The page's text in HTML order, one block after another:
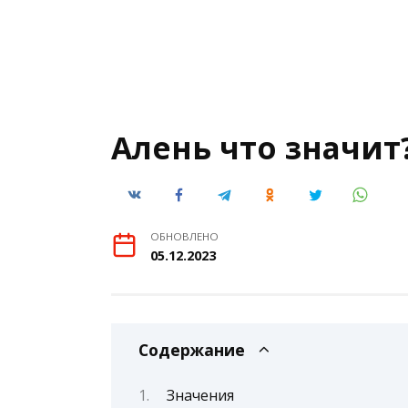
Aлень что
ОБНОВЛЕНО
05.12.2023
Содержание
Значения